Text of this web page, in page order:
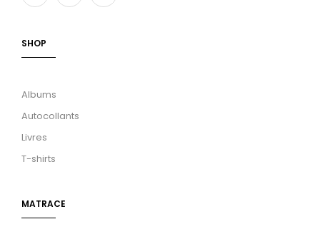
SHOP
Albums
Autocollants
Livres
T-shirts
MATRACE